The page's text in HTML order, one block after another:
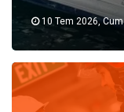
10 Tem 2026, Cum